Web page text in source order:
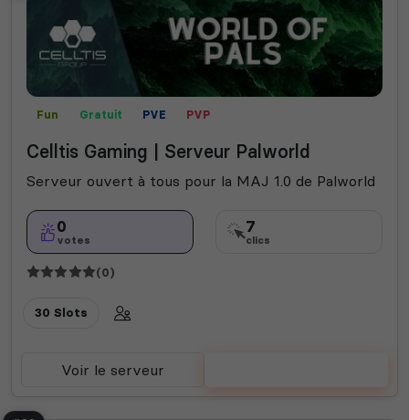
Fun Gratuit PVE PVP
Celltis Gaming | Serveur Palworld
Serveur ouvert à tous pour la MAJ 1.0 de Palworld
0
votes
7
clics
(0)
30 Slots
Voir le serveur